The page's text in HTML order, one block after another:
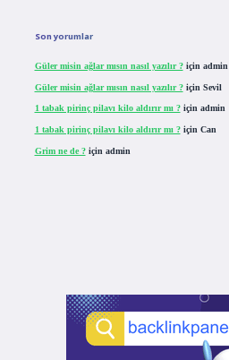
Son yorumlar
Güler misin ağlar mısın nasıl yazılır ?için admin
Güler misin ağlar mısın nasıl yazılır ?için Sevil
1 tabak pirinç pilavı kilo aldırır mı ?için admin
1 tabak pirinç pilavı kilo aldırır mı ?için Can
Grim ne de ?için admin